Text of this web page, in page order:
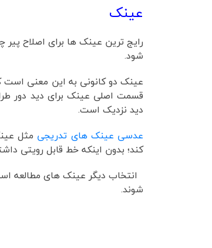
عینک
رایج ترین عینک ها برای اصلاح
شود.
عینک دو کانونی به این معنی است
قسمت اصلی عینک برای دید دور
دید نزدیک است.
عدسی عینک های تدریجی مثل
کند؛ بدون اینکه خط قابل رویتی
انتخاب دیگر عینک های مطالعه
شوند.